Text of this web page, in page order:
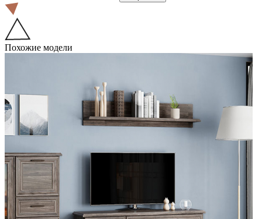
Похожие модели